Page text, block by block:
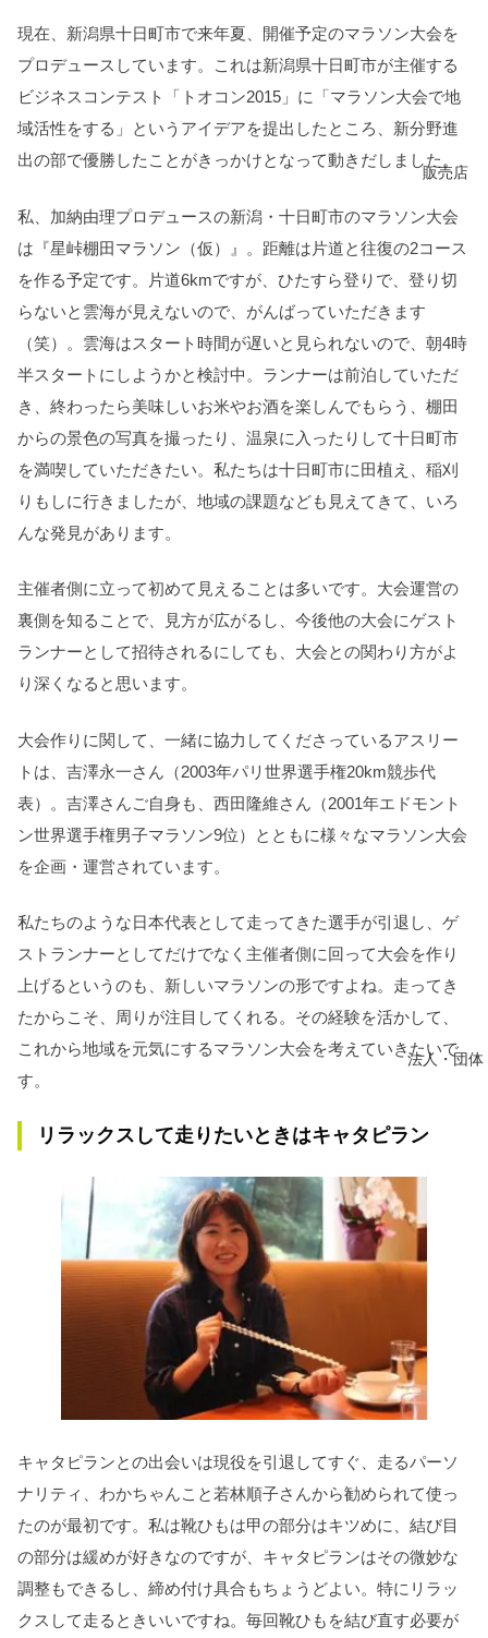
販売店
法人・団体
現在、新潟県十日町市で来年夏、開催予定のマラソン大会を
プロデュースしています。これは新潟県十日町市が主催する
ビジネスコンテスト「トオコン2015」に「マラソン大会で地
域活性をする」というアイデアを提出したところ、新分野進
出の部で優勝したことがきっかけとなって動きだしました。
私、加納由理プロデュースの新潟・十日町市のマラソン大会
は『星峠棚田マラソン（仮）』。距離は片道と往復の2コース
を作る予定です。片道6kmですが、ひたすら登りで、登り切
らないと雲海が見えないので、がんばっていただきます
（笑）。雲海はスタート時間が遅いと見られないので、朝4時
半スタートにしようかと検討中。ランナーは前泊していただ
き、終わったら美味しいお米やお酒を楽しんでもらう、棚田
からの景色の写真を撮ったり、温泉に入ったりして十日町市
を満喫していただきたい。私たちは十日町市に田植え、稲刈
りもしに行きましたが、地域の課題なども見えてきて、いろ
んな発見があります。
主催者側に立って初めて見えることは多いです。大会運営の
裏側を知ることで、見方が広がるし、今後他の大会にゲスト
ランナーとして招待されるにしても、大会との関わり方がよ
り深くなると思います。
大会作りに関して、一緒に協力してくださっているアスリー
トは、吉澤永一さん（2003年パリ世界選手権20km競歩代
表）。吉澤さんご自身も、西田隆維さん（2001年エドモント
ン世界選手権男子マラソン9位）とともに様々なマラソン大会
を企画・運営されています。
私たちのような日本代表として走ってきた選手が引退し、ゲ
ストランナーとしてだけでなく主催者側に回って大会を作り
上げるというのも、新しいマラソンの形ですよね。走ってき
たからこそ、周りが注目してくれる。その経験を活かして、
これから地域を元気にするマラソン大会を考えていきたいで
す。
リラックスして走りたいときはキャタピラン
キャタピランとの出会いは現役を引退してすぐ、走るパーソ
ナリティ、わかちゃんこと若林順子さんから勧められて使っ
たのが最初です。私は靴ひもは甲の部分はキツめに、結び目
の部分は緩めが好きなのですが、キャタピランはその微妙な
調整もできるし、締め付け具合もちょうどよい。特にリラッ
クスして走るときいいですね。毎回靴ひもを結び直す必要が